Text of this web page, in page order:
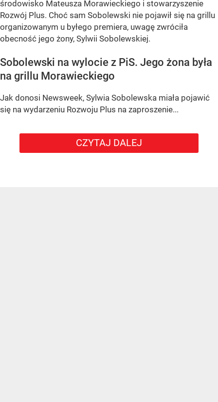
środowisko Mateusza Morawieckiego i stowarzyszenie
Rozwój Plus. Choć sam Sobolewski nie pojawił się na grillu
organizowanym u byłego premiera, uwagę zwróciła
obecność jego żony, Sylwii Sobolewskiej.
Sobolewski na wylocie z PiS. Jego żona była
na grillu Morawieckiego
Jak donosi Newsweek, Sylwia Sobolewska miała pojawić
się na wydarzeniu Rozwoju Plus na zaproszenie...
CZYTAJ DALEJ